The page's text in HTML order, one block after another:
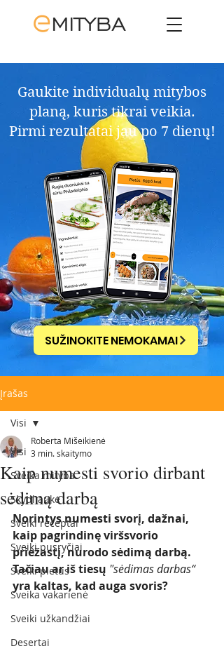
Gaukite individualų mitybos
planą, kuris tikrai veikia.​
Pirmi rezultatai jau po 7 dienų!
SUŽINOKITE NEMOKAMAI
Įrašas
Visi
Sveika mityba
Skydliaukė
Sveiki receptai
Sveiki pusryčiai
Sveiki pietūs
Sveika vakarienė
Sveiki užkandžiai
Desertai
Visi
Kaip numesti svorio dirbant
sėdimą darbą
Roberta Mišeikienė
3 min. skaitymo
Norintys numesti svorį, dažnai,
kaip pagrindinę viršsvorio
priežastį, nurodo sėdimą darbą.
Tačiau ar iš tiesų "sėdimas darbas“
yra kaltas, kad auga svoris?